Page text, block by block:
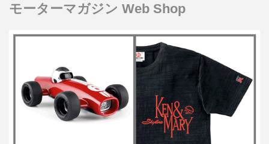
モーターマガジン Web Shop